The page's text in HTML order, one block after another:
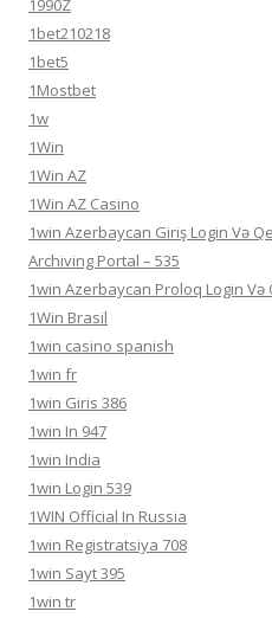
1990Z
1bet210218
1bet5
1Mostbet
1w
1Win
1Win AZ
1Win AZ Casino
1win Azerbaycan Giriş Login Və
Archiving Portal – 535
1win Azerbaycan Proloq Login Və
1Win Brasil
1win casino spanish
1win fr
1win Giris 386
1win In 947
1win India
1win Login 539
1WIN Official In Russia
1win Registratsiya 708
1win Sayt 395
1win tr